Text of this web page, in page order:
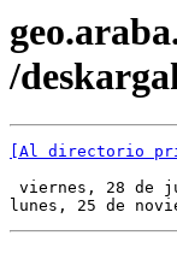
/
[Al directorio
viernes, 28 de
lunes, 25 de